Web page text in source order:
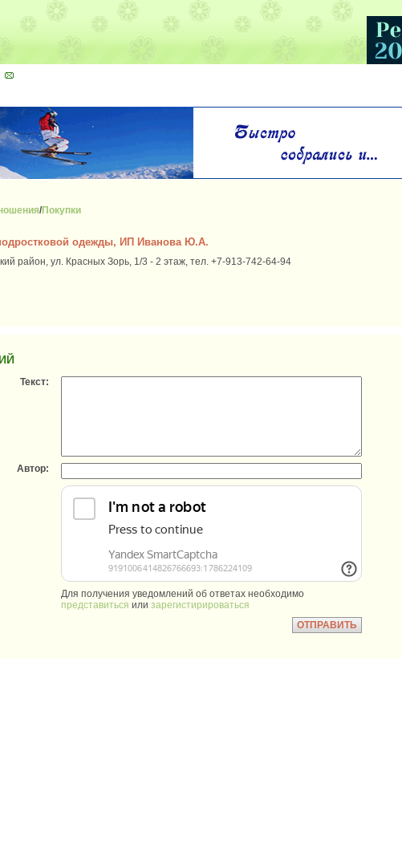
/Покупки
одежды, ИП Иванова Ю.А.
район, ул. Красных Зорь, 1/3 - 2 этаж, тел. +7-913-742-64-94
Текст:
Автор:
Для получения уведомлений об ответах необходимо
представиться или зарегистирироваться